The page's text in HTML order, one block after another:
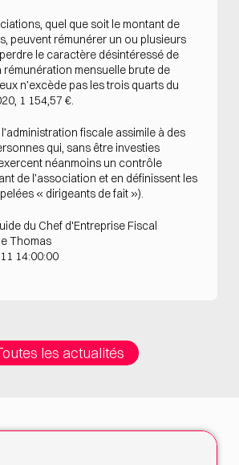
quel que soit le montant de
peuvent rémunérer un ou plusieurs
le caractère désintéressé de
rémunération mensuelle brute de
n’excède pas les trois quarts du
1 154,57 €.
fiscale assimile à des
qui, sans être investies
néanmoins un contrôle
de l’association et en définissent les
« dirigeants de fait »).
du Chef d'Entreprise Fiscal
Thomas
14:00:00
les actualités